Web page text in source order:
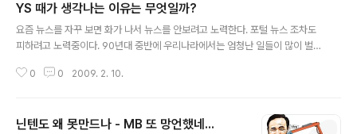
YS 때가 생각나는 이유는 무엇일까?
요즘 뉴스를 자꾸 보면 화가 나서 뉴스를 안보려고 노력한다. 포털 뉴스 조차도
피하려고 노력중이다. 90년대 중반에 우리나라에서는 엄청난 일들이 많이 벌어
선이 침몰했고 기차가 탈선하고 삼풍백화점이 무너지고 성수대교가 무너졌었
는데... 요즘 보면 건물 위에서 사람이 불타 죽고, 산에서 대보름 행사하다가 목
0 0 2009. 2. 10.
닌텐도 왜 못만드나 - MB 또 망언했네...